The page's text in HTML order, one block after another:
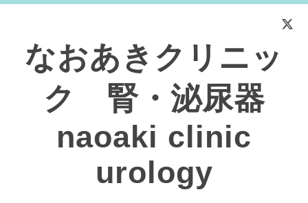
なおあきクリニッ
ク 腎・泌尿器
naoaki clinic
urology